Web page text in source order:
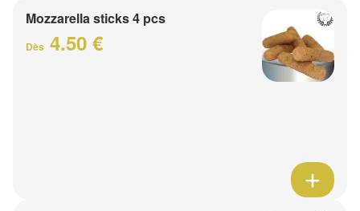
Mozzarella sticks 4 pcs
Dès 4.50 €